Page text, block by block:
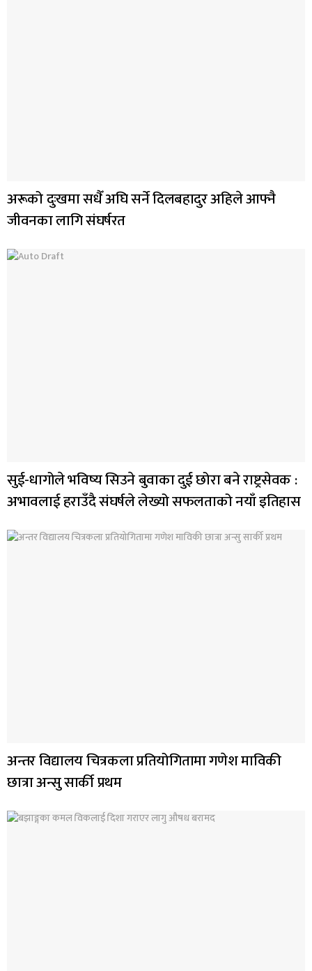
अरूको दुःखमा सधैँ अघि सर्ने दिलबहादुर अहिले आफ्नै
जीवनका लागि संघर्षरत
सुई-धागोले भविष्य सिउने बुवाका दुई छोरा बने राष्ट्रसेवक :
अभावलाई हराउँदै संघर्षले लेख्यो सफलताको नयाँ इतिहास
अन्तर विद्यालय चित्रकला प्रतियोगितामा गणेश माविकी
छात्रा अन्सु सार्की प्रथम